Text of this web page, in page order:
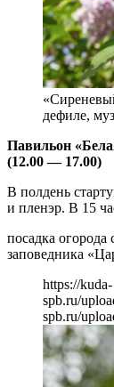
дефиле,
Павильон
(12.00 — 17.00)
В полдень
и пленэр. В 15
посадка огорода
заповедника
https://kuda-
spb.ru/
spb.ru/